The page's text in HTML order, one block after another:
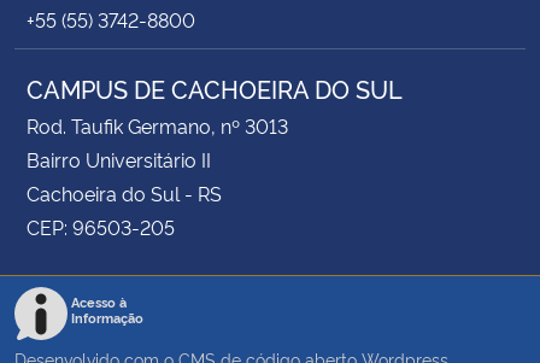
+55 (55) 3742-8800
CAMPUS DE CACHOEIRA DO SUL
Rod. Taufik Germano, nº 3013
Bairro Universitário II
Cachoeira do Sul - RS
CEP: 96503-205
Acesso à
Informação
Desenvolvido com o CMS de código aberto Wordpress